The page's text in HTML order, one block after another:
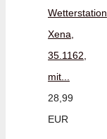
Wetterstation
Xena,
35.1162,
mit...
28,99
EUR